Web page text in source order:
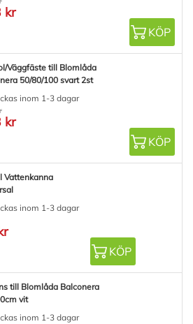
kr
KÖP
Väggfäste till Blomlåda
50/80/100 svart 2st
inom 1-3 dagar
kr
KÖP
Vattenkanna
inom 1-3 dagar
KÖP
till Blomlåda Balconera
vit
inom 1-3 dagar